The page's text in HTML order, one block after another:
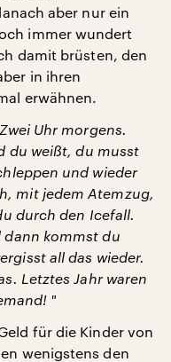
aber nur ein
immer wundert
damit brüsten, den
in ihren
erwähnen.
Uhr morgens.
du weißt, du musst
und wieder
mit jedem Atemzug,
durch den Icefall.
dann kommst du
all das wieder.
Letztes Jahr waren
"
für die Kinder von
wenigstens den